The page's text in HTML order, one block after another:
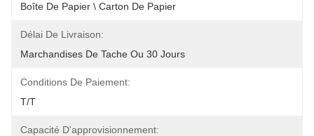
Boîte De Papier \ Carton De Papier
Délai De Livraison:
Marchandises De Tache Ou 30 Jours
Conditions De Paiement:
T/T
Capacité D'approvisionnement: